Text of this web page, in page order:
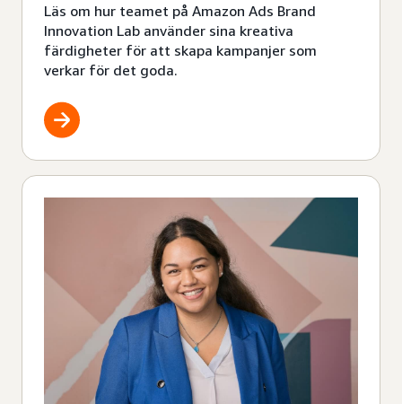
Läs om hur teamet på Amazon Ads Brand
Innovation Lab använder sina kreativa
färdigheter för att skapa kampanjer som
verkar för det goda.